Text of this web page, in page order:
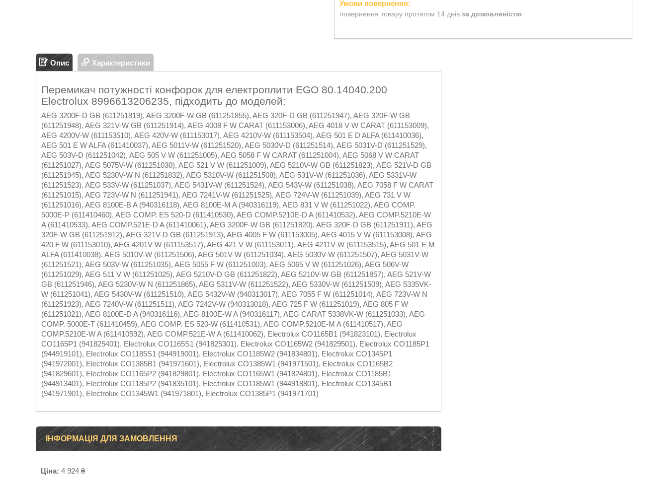
повернення товару протягом 14 днів за домовленістю
Опис Характеристики
Перемикач потужності конфорок для електроплити EGO 80.14040.200
Electrolux 8996613206235, підходить до моделей:
AEG 3200F-D GB (611251819), AEG 3200F-W GB (611251855), AEG 320F-D GB (611251947), AEG 320F-W GB
(611251948), AEG 321V-W GB (611251914), AEG 4008 F W CARAT (611153006), AEG 4018 V W CARAT (611153009),
AEG 4200V-W (611153510), AEG 420V-W (611153017), AEG 4210V-W (611153504), AEG 501 E D ALFA (611410036),
AEG 501 E W ALFA (611410037), AEG 5011V-W (611251520), AEG 5030V-D (611251514), AEG 5031V-D (611251529),
AEG 503V-D (611251042), AEG 505 V W (611251005), AEG 5058 F W CARAT (611251004), AEG 5068 V W CARAT
(611251027), AEG 5075V-W (611251030), AEG 521 V W (611251009), AEG 5210V-W GB (611251823), AEG 521V-D GB
(611251945), AEG 5230V-W N (611251832), AEG 5310V-W (611251508), AEG 531V-W (611251036), AEG 5331V-W
(611251523), AEG 533V-W (611251037), AEG 5431V-W (611251524), AEG 543V-W (611251038), AEG 7058 F W CARAT
(611251015), AEG 723V-W N (611251941), AEG 7241V-W (611251525), AEG 724V-W (611251039), AEG 731 V W
(611251016), AEG 8100E-B A (940316118), AEG 8100E-M A (940316119), AEG 831 V W (611251022), AEG COMP.
5000E-P (611410460), AEG COMP. ES 520-D (611410530), AEG COMP.5210E-D A (611410532), AEG COMP.5210E-W
A (611410533), AEG COMP.521E-D A (611410061), AEG 3200F-W GB (611251820), AEG 320F-D GB (611251911), AEG
320F-W GB (611251912), AEG 321V-D GB (611251913), AEG 4005 F W (611153005), AEG 4015 V W (611153008), AEG
420 F W (611153010), AEG 4201V-W (611153517), AEG 421 V W (611153011), AEG 4211V-W (611153515), AEG 501 E M
ALFA (611410038), AEG 5010V-W (611251506), AEG 501V-W (611251034), AEG 5030V-W (611251507), AEG 5031V-W
(611251521), AEG 503V-W (611251035), AEG 5055 F W (611251003), AEG 5065 V W (611251026), AEG 506V-W
(611251029), AEG 511 V W (611251025), AEG 5210V-D GB (611251822), AEG 5210V-W GB (611251857), AEG 521V-W
GB (611251946), AEG 5230V-W N (611251865), AEG 5311V-W (611251522), AEG 5330V-W (611251509), AEG 5335VK-
W (611251041), AEG 5430V-W (611251510), AEG 5432V-W (940313017), AEG 7055 F W (611251014), AEG 723V-W N
(611251923), AEG 7240V-W (611251511), AEG 7242V-W (940313018), AEG 725 F W (611251019), AEG 805 F W
(611251021), AEG 8100E-D A (940316116), AEG 8100E-W A (940316117), AEG CARAT 5338VK-W (611251033), AEG
COMP. 5000E-T (611410459), AEG COMP. ES 520-W (611410531), AEG COMP.5210E-M A (611410517), AEG
COMP.5210E-W A (611410592), AEG COMP.521E-W A (611410062), Electrolux CO1165B1 (941823101), Electrolux
CO1165P1 (941825401), Electrolux CO1165S1 (941825301), Electrolux CO1165W2 (941829501), Electrolux CO1185P1
(944919101), Electrolux CO1185S1 (944919001), Electrolux CO1185W2 (941834801), Electrolux CO1345P1
(941972001), Electrolux CO1385B1 (941971601), Electrolux CO1385W1 (941971501), Electrolux CO1165B2
(941829601), Electrolux CO1165P2 (941829801), Electrolux CO1165W1 (941824801), Electrolux CO1185B1
(944913401), Electrolux CO1185P2 (941835101), Electrolux CO1185W1 (944918801), Electrolux CO1345B1
(941971901), Electrolux CO1345W1 (941971801), Electrolux CO1385P1 (941971701)
ІНФОРМАЦІЯ ДЛЯ ЗАМОВЛЕННЯ
Ціна: 4 924 ₴